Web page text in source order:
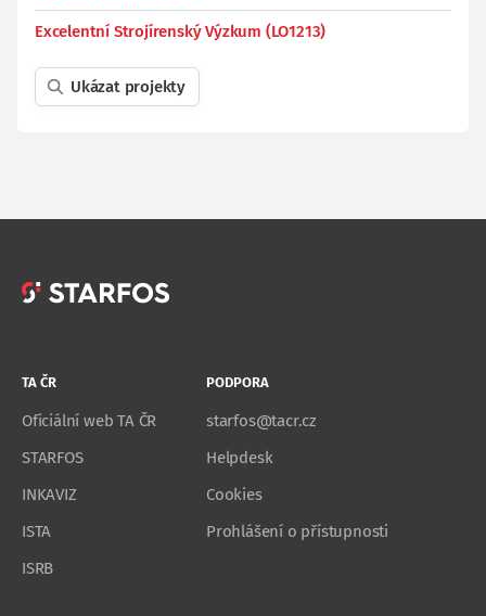
Excelentní Strojírenský Výzkum (LO1213)
Ukázat projekty
TA ČR
Oficiální web TA ČR
STARFOS
INKAVIZ
ISTA
ISRB
PODPORA
starfos@tacr.cz
Helpdesk
Cookies
Prohlášení o přístupnosti